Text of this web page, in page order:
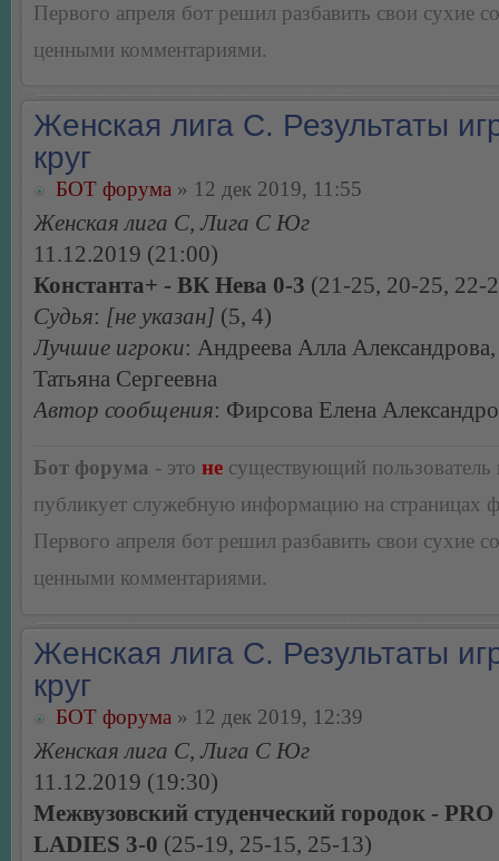
Первого апреля бот решил разбавить свои сухие
ценными комментариями.
Женская лига С. Результаты
круг
БОТ форума » 12 дек 2019, 11:55
Женская лига С, Лига С Юг
11.12.2019 (21:00)
Константа+ - ВК Нева 0-3 (21-25, 20-25, 22-
Судья: [не указан] (5, 4)
Лучшие игроки: Андреева Алла
Татьяна Сергеевна
Автор сообщения: Фирсова Елена
Бот форума - это не существующий пользователь
публикует служебную информацию на страницах
Первого апреля бот решил разбавить свои сухие
ценными комментариями.
Женская лига С. Результаты
круг
БОТ форума » 12 дек 2019, 12:39
Женская лига С, Лига С Юг
11.12.2019 (19:30)
Межвузовский студенческий городок -
LADIES 3-0 (25-19, 25-15, 25-13)